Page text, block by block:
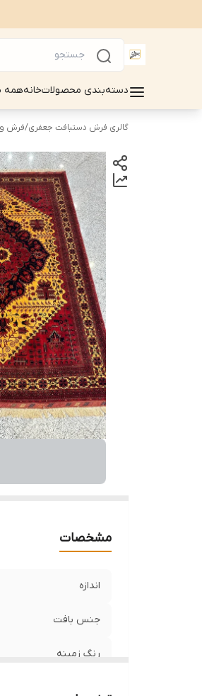
دسته‌بندی محصولاتخانههمه
گالری فرش دستبافت جعفری/فرش و
مشخصات
اندازه
جنس بافت
رنگ زمینه